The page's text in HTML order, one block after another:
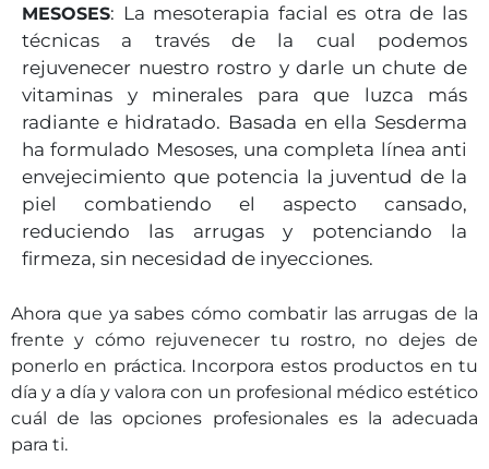
MESOSES: La mesoterapia facial es otra de las
técnicas a través de la cual podemos
rejuvenecer nuestro rostro y darle un chute de
vitaminas y minerales para que luzca más
radiante e hidratado. Basada en ella Sesderma
ha formulado Mesoses, una completa línea anti
envejecimiento que potencia la juventud de la
piel combatiendo el aspecto cansado,
reduciendo las arrugas y potenciando la
firmeza, sin necesidad de inyecciones.
Ahora que ya sabes cómo combatir las arrugas de la
frente y cómo rejuvenecer tu rostro, no dejes de
ponerlo en práctica. Incorpora estos productos en tu
día y a día y valora con un profesional médico estético
cuál de las opciones profesionales es la adecuada
para ti.